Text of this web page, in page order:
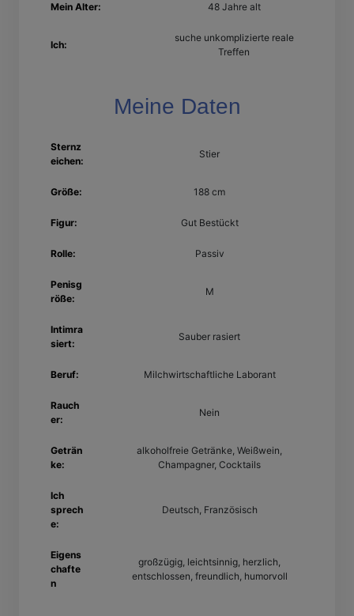
Mein Alter: 48 Jahre alt
Ich:
suche unkomplizierte reale
Treffen
Meine Daten
Sternz
eichen:
Stier
Größe: 188 cm
Figur: Gut Bestückt
Rolle: Passiv
Penisg
röße:
M
Intimra
siert:
Sauber rasiert
Beruf: Milchwirtschaftliche Laborant
Rauch
er:
Nein
Geträn
ke:
alkoholfreie Getränke, Weißwein,
Champagner, Cocktails
Ich
sprech
e:
Deutsch, Französisch
Eigens
chafte
n
großzügig, leichtsinnig, herzlich,
entschlossen, freundlich, humorvoll